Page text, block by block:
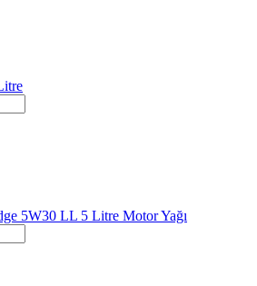
5W30 LL 5 Litre Motor Yağı